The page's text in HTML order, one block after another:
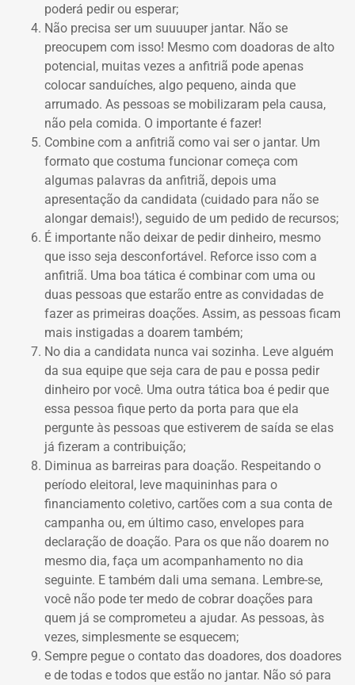
poderá pedir ou esperar;
Não precisa ser um suuuuper jantar. Não se
preocupem com isso! Mesmo com doadoras de alto
potencial, muitas vezes a anfitriã pode apenas
colocar sanduíches, algo pequeno, ainda que
arrumado. As pessoas se mobilizaram pela causa,
não pela comida. O importante é fazer!
Combine com a anfitriã como vai ser o jantar. Um
formato que costuma funcionar começa com
algumas palavras da anfitriã, depois uma
apresentação da candidata (cuidado para não se
alongar demais!), seguido de um pedido de recursos;
É importante não deixar de pedir dinheiro, mesmo
que isso seja desconfortável. Reforce isso com a
anfitriã. Uma boa tática é combinar com uma ou
duas pessoas que estarão entre as convidadas de
fazer as primeiras doações. Assim, as pessoas ficam
mais instigadas a doarem também;
No dia a candidata nunca vai sozinha. Leve alguém
da sua equipe que seja cara de pau e possa pedir
dinheiro por você. Uma outra tática boa é pedir que
essa pessoa fique perto da porta para que ela
pergunte às pessoas que estiverem de saída se elas
já fizeram a contribuição;
Diminua as barreiras para doação. Respeitando o
período eleitoral, leve maquininhas para o
financiamento coletivo, cartões com a sua conta de
campanha ou, em último caso, envelopes para
declaração de doação. Para os que não doarem no
mesmo dia, faça um acompanhamento no dia
seguinte. E também dali uma semana. Lembre-se,
você não pode ter medo de cobrar doações para
quem já se comprometeu a ajudar. As pessoas, às
vezes, simplesmente se esquecem;
Sempre pegue o contato das doadores, dos doadores
e de todas e todos que estão no jantar. Não só para